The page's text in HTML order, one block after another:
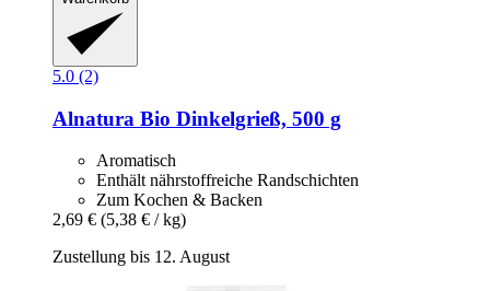
5.0 (2)
Alnatura Bio Dinkelgrieß, 500 g
Aromatisch
Enthält nährstoffreiche Randschichten
Zum Kochen & Backen
2,69 € (5,38 € / kg)
Zustellung bis 12. August